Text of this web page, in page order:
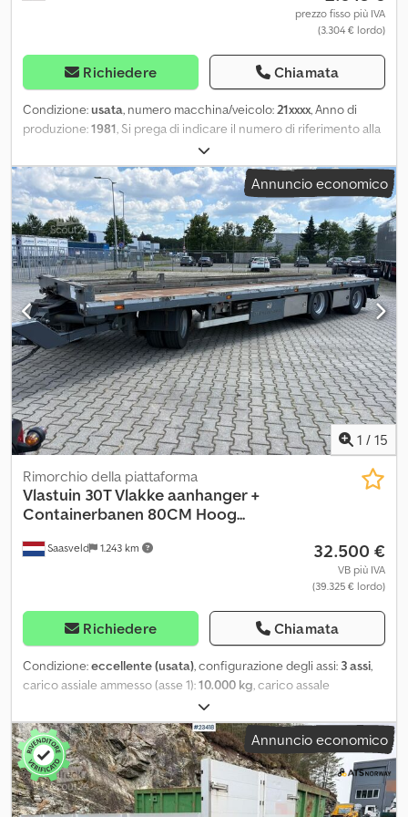
una durata di 12, 24, 36, 48 o 60 mesi. Tutte le foto e ulteriori
informazioni sono disponibili all'indirizzo oppure può contattarci
prezzo fisso più IVA
(3.304 € lordo)
Richiedere Chiamata
Condizione:usata, numero macchina/veicolo:21xxxx, Anno di
produzione:1981, Si prega di indicare il numero di riferimento alla
richiesta: 21935 Specifiche: Anno di costruzione: 1981 Pneumatici
(vedi foto) Lunghezza: 800 cm Larghezza: 250 cm Peso a vuoto:
2.440 kg Portata massima: 7.560 kg Area di carico: ca. 620 cm
Cassetta attrezzi Sponde laterali Descrizione: Il proprietario ha
utilizzato questo rimorchio con un container da 20 piedi. È dotato
di nuovi fanali posteriori. Disponibile per consegna a breve
termine. Revisione: Sì Omologato UE fino a: 25.08.2026 Peso
proprio: 2.440 kg Peso totale: 10.000 kg Portata utile: 7.560 kg
Larghezza: 250 cm Lunghezza: 800 cm Modello: rimorchio
monoasse = Ulteriori informazioni = Contattare ATS Norway per
maggiori dettagli. Dksdpozqly Iefx Acior
Annuncio economico
1 / 15
Saasveld 1.243 km
Rimorchio della piattaforma
Vlastuin 30T Vlakke aanhanger +
Containerbanen 80CM Hoog...
32.500 €
VB più IVA
(39.325 € lordo)
Richiedere Chiamata
Condizione:eccellente (usata), configurazione degli assi: 3 assi,
carico assiale ammesso (asse 1):10.000 kg, carico assale
, carico assiale ammesso (asse 3):
10.000 kg, prima immatricolazione:09/2018, sospensione:aria,
passo:5.980 mm, colore:grigio, Anno di produzione: 2018,
Equipaggiamento:ABS, = Ulteriori opzioni e accessori = - EBS -
Asse sollevabili - Sospensioni pneumatiche - Assi SAF = Ulteriori
informazioni = Configurazione degli assi Freni: freni a disco
Annuncio economico